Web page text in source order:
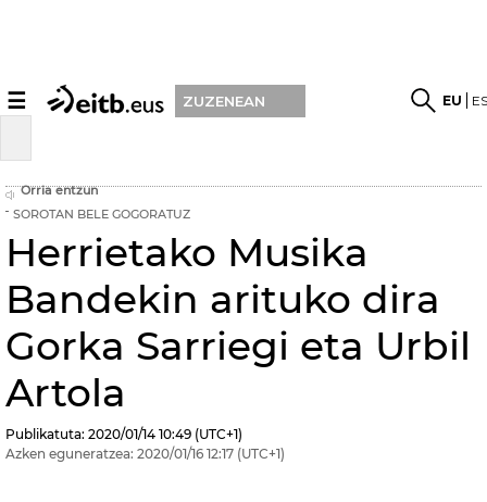
☰ ZUZENEAN EU
Orria entzun
SOROTAN BELE GOGORATUZ
Herrietako Musika
Bandekin arituko dira
Gorka Sarriegi eta Urbil
Artola
Publikatuta: 2020/01/14 10:49 (UTC+1)
Azken eguneratzea: 2020/01/16 12:17 (UTC+1)